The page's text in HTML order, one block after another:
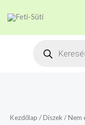
content
Products
Kezdőlap /Díszek /Nem
"Gyűrűk"
A mélyhűtött
csakis saját